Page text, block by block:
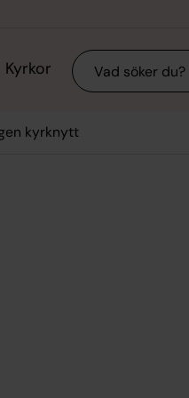
Kyrkor Sök
kyrknytt